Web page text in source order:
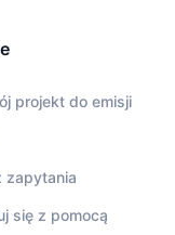
projekt do emisji
zapytania
się z pomocą